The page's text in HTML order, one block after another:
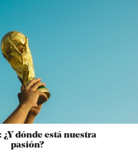
dónde está nuestra
pasión?